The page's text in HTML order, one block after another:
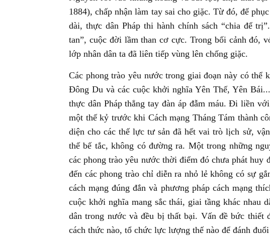
1884), chấp nhận làm tay sai cho giặc. Từ đó, để
dài, thực dân Pháp thi hành chính sách “chia để
tan”, cuộc đời lầm than cơ cực. Trong bối cảnh đó,
lớp nhân dân ta đã liên tiếp vùng lên chống giặc.
Các phong trào yêu nước trong giai đoạn này có thể
Đông Du và các cuộc khởi nghĩa Yên Thế, Yên
thực dân Pháp thẳng tay đàn áp đẫm máu. Đi liền
một thế kỷ trước khi Cách mạng Tháng Tám thành
diện cho các thế lực tư sản đã hết vai trò lịch sử,
thế bế tắc, không có đường ra. Một trong những
các phong trào yêu nước thời điểm đó chưa phát huy
đến các phong trào chỉ diễn ra nhỏ lẻ không có sự
cách mạng đúng đắn và phương pháp cách mạng
cuộc khởi nghĩa mang sắc thái, giai tầng khác nhau
dân trong nước và đều bị thất bại. Vấn đề bức thiết
cách thức nào, tổ chức lực lượng thế nào để đánh